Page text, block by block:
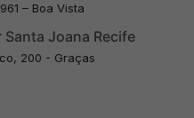
– Boa Vista
Joana Recife
200 - Graças